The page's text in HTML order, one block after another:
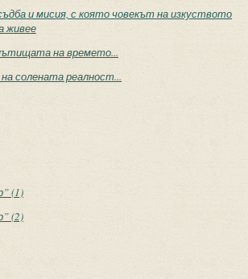
и мисия, с която човекът на изкуството
живее
на времето...
солената реалност...
(1)
(2)